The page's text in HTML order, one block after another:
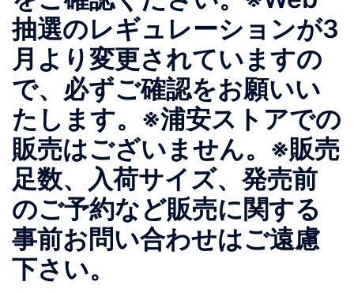
抽選のレギュレーションが3
月より変更されていますの
で、必ずご確認をお願いい
たします。※浦安ストアでの
販売はございません。※販売
足数、入荷サイズ、発売前
のご予約など販売に関する
事前お問い合わせはご遠慮
下さい。